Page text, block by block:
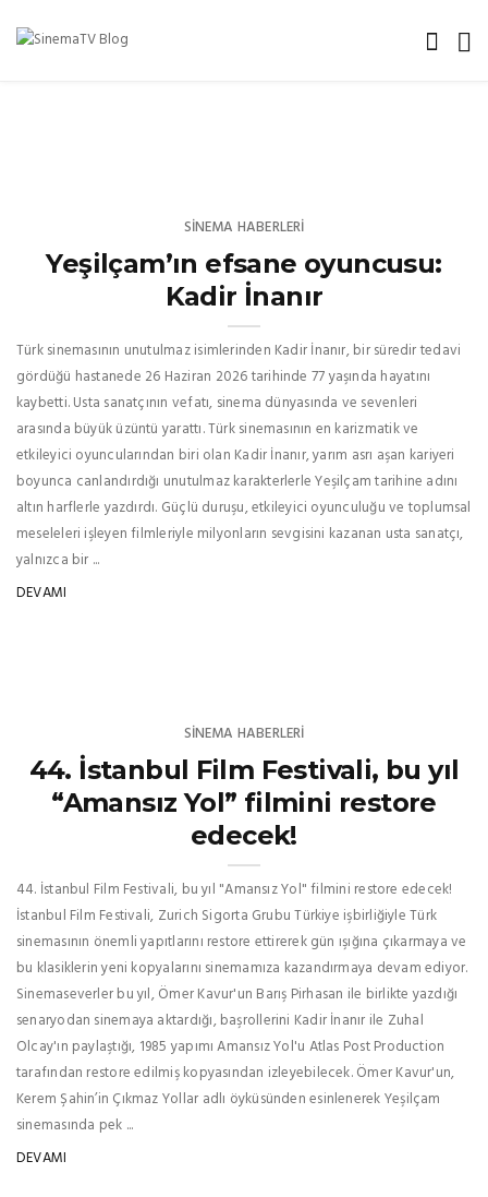
SINEMA HABERLERI
Yeşilçam’ın efsane oyuncusu:
Kadir İnanır
Türk sinemasının unutulmaz isimlerinden Kadir İnanır, bir süredir tedavi
gördüğü hastanede 26 Haziran 2026 tarihinde 77 yaşında hayatını
kaybetti. Usta sanatçının vefatı, sinema dünyasında ve sevenleri
arasında büyük üzüntü yarattı. Türk sinemasının en karizmatik ve
etkileyici oyuncularından biri olan Kadir İnanır, yarım asrı aşan kariyeri
boyunca canlandırdığı unutulmaz karakterlerle Yeşilçam tarihine adını
altın harflerle yazdırdı. Güçlü duruşu, etkileyici oyunculuğu ve toplumsal
meseleleri işleyen filmleriyle milyonların sevgisini kazanan usta sanatçı,
yalnızca bir ...
DEVAMI
SINEMA HABERLERI
44. İstanbul Film Festivali, bu yıl
“Amansız Yol” filmini restore
edecek!
44. İstanbul Film Festivali, bu yıl "Amansız Yol" filmini restore edecek!
İstanbul Film Festivali, Zurich Sigorta Grubu Türkiye işbirliğiyle Türk
sinemasının önemli yapıtlarını restore ettirerek gün ışığına çıkarmaya ve
bu klasiklerin yeni kopyalarını sinemamıza kazandırmaya devam ediyor.
Sinemaseverler bu yıl, Ömer Kavur'un Barış Pirhasan ile birlikte yazdığı
senaryodan sinemaya aktardığı, başrollerini Kadir İnanır ile Zuhal
Olcay'ın paylaştığı, 1985 yapımı Amansız Yol'u Atlas Post Production
tarafından restore edilmiş kopyasından izleyebilecek. Ömer Kavur'un,
Kerem Şahin’in Çıkmaz Yollar adlı öyküsünden esinlenerek Yeşilçam
sinemasında pek ...
DEVAMI